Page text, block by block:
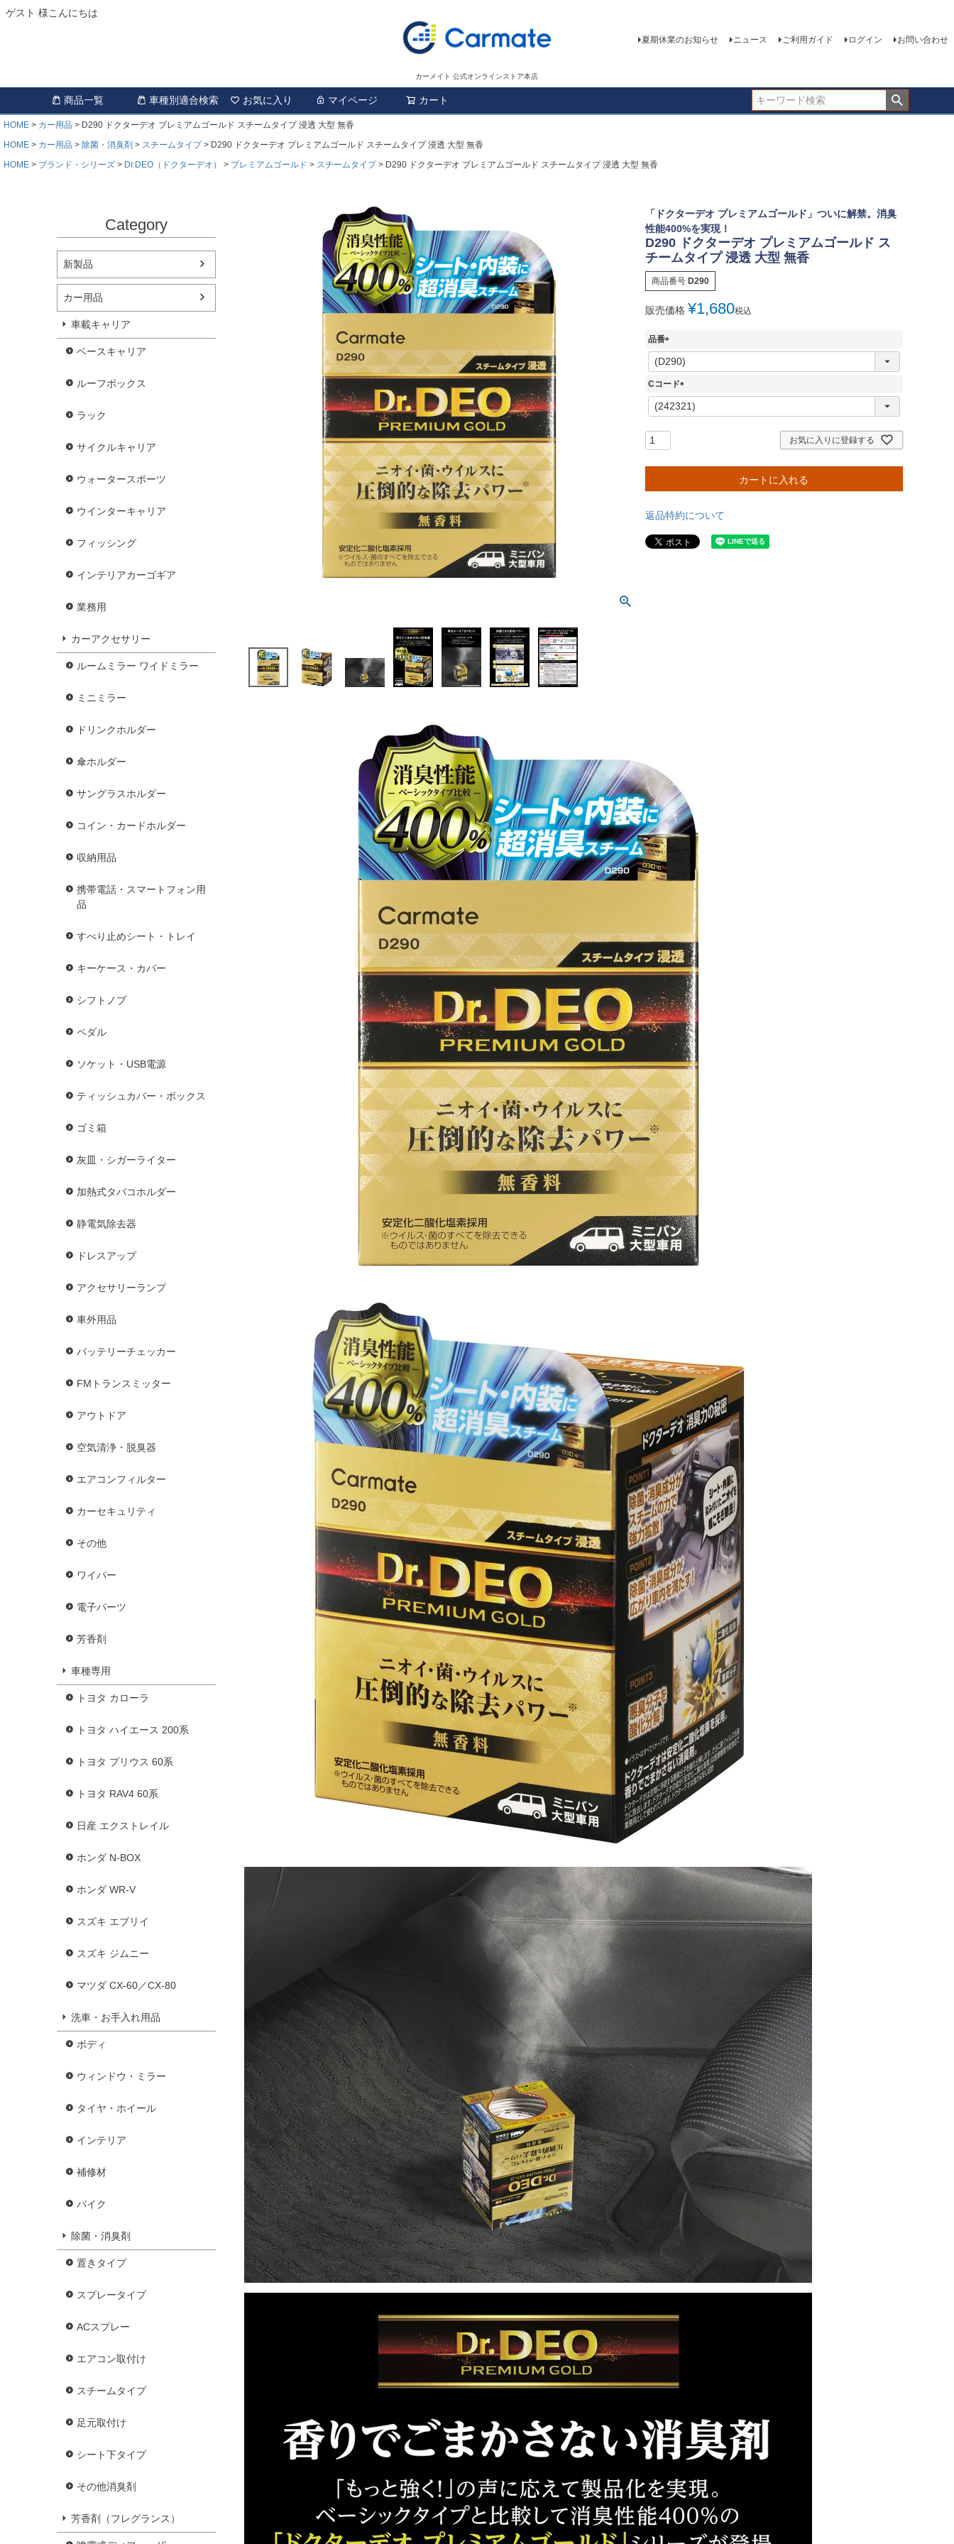
ゲスト 様こんにちは
カーメイト 公式オンラインストア本店
夏期休業のお知らせ ニュース ご利用ガイド ログイン お問い合わせ
商品一覧 車種別適合検索 お気に入り マイページ カート
HOME カー用品
D290 ドクターデオ プレミアムゴールド スチームタイプ 浸透 大型 無香
HOME
カー用品 除菌・消臭剤 スチームタイプ
D290 ドクターデオ プレミアムゴールド スチームタイプ 浸透 大型 無香
HOME
ブランド・シリーズ Dr.DEO（ドクターデオ） プレミアムゴールド スチームタイプ D290 ドクターデオ プレミアムゴールド スチームタイプ 浸透 大型 無香
Category
新製品
カー用品
車載キャリア
ベースキャリア
ルーフボックス
ラック
サイクルキャリア
ウォータースポーツ
ウインターキャリア
フィッシング
インテリアカーゴギア
業務用
カーアクセサリー
ルームミラー ワイドミラー
ミニミラー
ドリンクホルダー
傘ホルダー
サングラスホルダー
コイン・カードホルダー
収納用品
携帯電話・スマートフォン用
品
すべり止めシート・トレイ
キーケース・カバー
シフトノブ
ペダル
ソケット・USB電源
ティッシュカバー・ボックス
ゴミ箱
灰皿・シガーライター
加熱式タバコホルダー
静電気除去器
ドレスアップ
アクセサリーランプ
車外用品
バッテリーチェッカー
FMトランスミッター
アウトドア
空気清浄・脱臭器
エアコンフィルター
カーセキュリティ
その他
ワイパー
電子パーツ
芳香剤
車種専用
トヨタ カローラ
トヨタ ハイエース 200系
トヨタ プリウス 60系
トヨタ RAV4 60系
日産 エクストレイル
ホンダ N-BOX
ホンダ WR-V
スズキ エブリイ
スズキ ジムニー
マツダ CX-60／CX-80
洗車・お手入れ用品
ボディ
ウィンドウ・ミラー
タイヤ・ホイール
インテリア
補修材
バイク
除菌・消臭剤
置きタイプ
スプレータイプ
ACスプレー
エアコン取付け
スチームタイプ
足元取付け
シート下タイプ
その他消臭剤
芳香剤（フレグランス）
「ドクターデオ プレミアムゴールド」ついに解禁。消臭
性能400%を実現！
D290 ドクターデオ プレミアムゴールド ス
チームタイプ 浸透 大型 無香
商品番号 D290
販売価格 ¥1,680税込
品番
(
必
須
Cコード
(
必
お気に入りに登録する
カートに入れる
返品特約について